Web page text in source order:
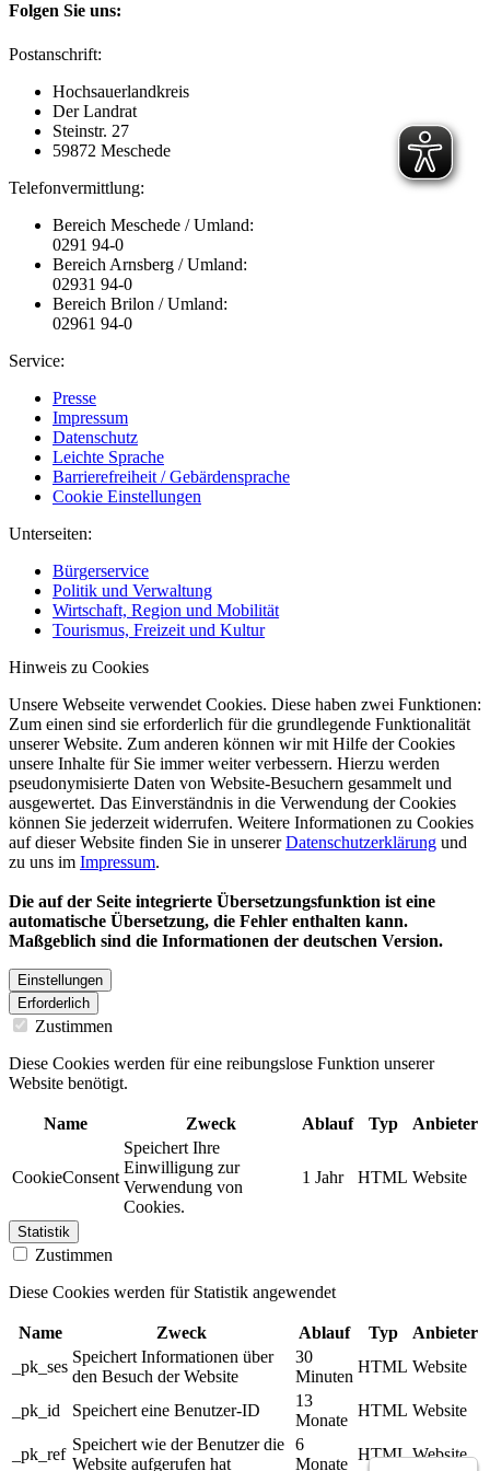
Folgen Sie uns:
Postanschrift:
Hochsauerlandkreis
Der Landrat
Steinstr. 27
59872 Meschede
Telefonvermittlung:
Bereich Meschede / Umland:
0291 94-0
Bereich Arnsberg / Umland:
02931 94-0
Bereich Brilon / Umland:
02961 94-0
Service:
Presse
Impressum
Datenschutz
Leichte Sprache
Barrierefreiheit / Gebärdensprache
Cookie Einstellungen
Unterseiten:
Bürgerservice
Politik und Verwaltung
Wirtschaft, Region und Mobilität
Tourismus, Freizeit und Kultur
Hinweis zu Cookies
Unsere Webseite verwendet Cookies. Diese haben zwei Funktionen:
Zum einen sind sie erforderlich für die grundlegende Funktionalität
unserer Website. Zum anderen können wir mit Hilfe der Cookies
unsere Inhalte für Sie immer weiter verbessern. Hierzu werden
pseudonymisierte Daten von Website-Besuchern gesammelt und
ausgewertet. Das Einverständnis in die Verwendung der Cookies
können Sie jederzeit widerrufen. Weitere Informationen zu Cookies
auf dieser Website finden Sie in unsererDatenschutzerklärung und
zu uns im Impressum.
Die auf der Seite integrierte Übersetzungsfunktion ist eine
automatische Übersetzung, die Fehler enthalten kann.
Maßgeblich sind die Informationen der deutschen Version.
Einstellungen
Erforderlich
Zustimmen
Diese Cookies werden für eine reibungslose Funktion unserer
Website benötigt.
Name Zweck Ablauf Typ Anbieter
CookieConsent
Speichert Ihre
Einwilligung zur
Verwendung von
Cookies.
1 Jahr HTML Website
Statistik
Zustimmen
Diese Cookies werden für Statistik angewendet
Name Zweck Ablauf Typ
Anbieter
_pk_ses
Speichert Informationen über
den Besuch der Website
30
Minuten
HTML Website
_pk_id Speichert eine Benutzer-ID
13
Monate
HTML Website
_pk_ref
Speichert wie der Benutzer die
Website aufgerufen hat
6
Monate
HTML Website